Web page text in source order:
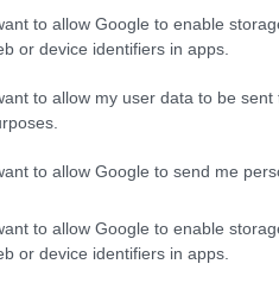
to allow Google to enable
or device identifiers in apps.
to allow my user data to be
to allow Google to send me
to allow Google to enable
or device identifiers in apps.